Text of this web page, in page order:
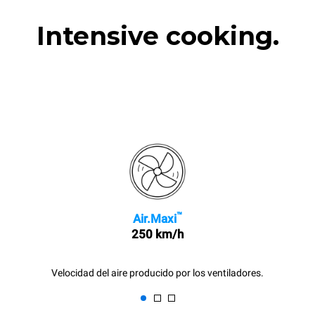
Intensive cooking.
Air.Maxi™
250 km/h
Velocidad del aire producido por los ventiladores.